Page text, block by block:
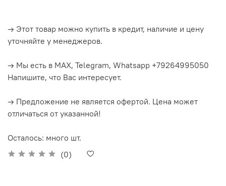
(0)
→ Этот товар можно купить в кредит, наличие и цену
уточняйте у менеджеров.
→ Мы есть в MAX, Telegram, Whatsapp +79264995050
Напишите, что Вас интересует.
→ Предложение не является офертой. Цена может
отличаться от указанной!
Осталось: много шт.